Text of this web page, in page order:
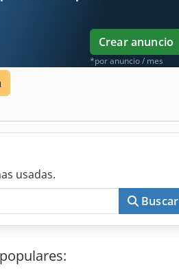
Crear anuncio
*por anuncio / mes
usadas.
Buscar